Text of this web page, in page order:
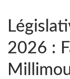
2026 :